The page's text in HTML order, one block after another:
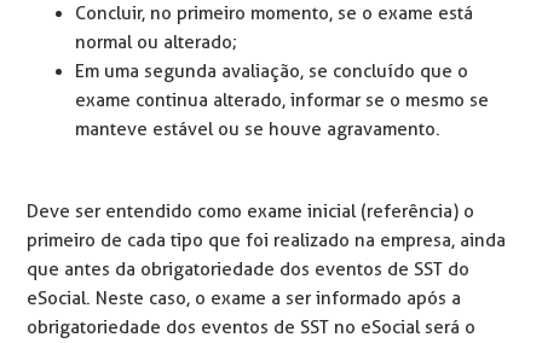
Concluir, no primeiro momento, se o exame está
normal ou alterado;
Em uma segunda avaliação, se concluído que o
exame continua alterado, informar se o mesmo se
manteve estável ou se houve agravamento.
Deve ser entendido como exame inicial (referência) o
primeiro de cada tipo que foi realizado na empresa, ainda
que antes da obrigatoriedade dos eventos de SST do
eSocial. Neste caso, o exame a ser informado após a
obrigatoriedade dos eventos de SST no eSocial será o